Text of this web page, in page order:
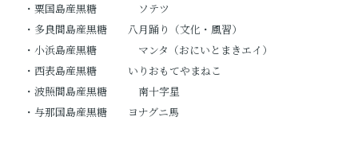
・粟国島産黒糖 ソテツ
・多良間島産黒糖 八月踊り（文化・風習）
・小浜島産黒糖 マンタ（おにいとまきエイ）
・西表島産黒糖 いりおもてやまねこ
・波照間島産黒糖 南十字星
・与那国島産黒糖 ヨナグニ馬